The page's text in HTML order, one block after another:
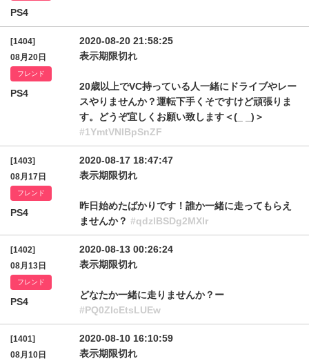
PS4
[1404]
08月20日
フレンド
PS4
2020-08-20 21:58:25
表示期限切れ
20歳以上でVC持っている人一緒にドライブやレー
スやりませんか？運転下手くそですけど頑張りま
す。どうぞ宜しくお願い致します＜(_ _)＞
#1YmtVNlBpSnZF
[1403]
08月17日
フレンド
PS4
2020-08-17 18:47:47
表示期限切れ
昨日始めたばかりです！誰か一緒に走ってもらえ
ませんか？ #qdzlBSDg2MXlr
[1402]
08月13日
フレンド
PS4
2020-08-13 00:26:24
表示期限切れ
どなたか一緒に走りませんか？ー
#PQ0ZIcEtsLUEw
[1401]
08月10日
2020-08-10 16:10:59
表示期限切れ